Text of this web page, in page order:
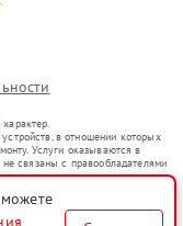
в отношении которых
Услуги оказываются в
связаны с правообладателями
оборот в соответствии
услуг или введения